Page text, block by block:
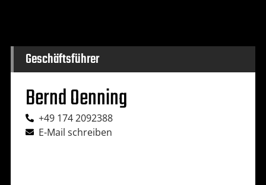
Geschäftsführer
Bernd Oenning
+49 174 2092388
E-Mail schreiben